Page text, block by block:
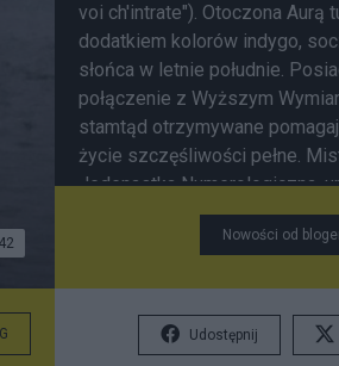
42
voi ch'intrate"). Otoczona Aurą
dodatkiem kolorów indygo,
słońca w letnie południe.
połączenie z Wyższym
stamtąd otrzymywane
życie szczęśliwości pełne.
Jedenastka Numerologiczna,
błyskotliwych Bliźniąt,
ponadprzeciętną
osobie, choć miłość do
bardzo wielka. Lubię bowiem,
Nowości od
Udostępnij